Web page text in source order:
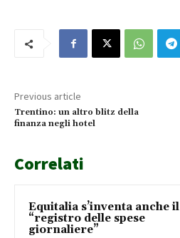
Previous article
Trentino: un altro blitz della
finanza negli hotel
Correlati
Equitalia s’inventa anche il
“registro delle spese
giornaliere”